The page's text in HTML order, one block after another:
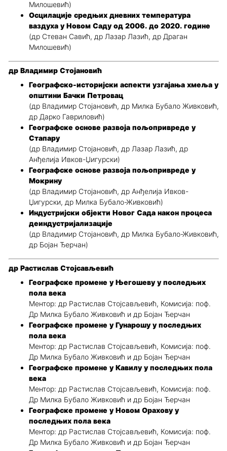
Милошевић)
Осцилације средњих дневних температура
ваздуха у Новом Саду од 2006. до 2020. године
(др Стеван Савић, др Лазар Лазић, др Драган
Милошевић)
др Владимир Стојановић
Географско-историјски аспекти узгајања хмеља у
општини Бачки Петровац
(др Владимир Стојановић, др Милка Бубало Живковић,
др Дарко Гавриловић)
Географске основе развоја пољопривреде у
Стапару
(др Владимир Стојановић, др Лазар Лазић, др
Анђелија Ивков-Џигурски)
Географске основе развоја пољопривреде у
Мокрину
(др Владимир Стојановић, др Анђелија Ивков-
Џигурски, др Милка Бубало-Живковић)
Индустријски објекти Новог Сада након процеса
деиндустријализације
(др Владимир Стојановић, др Милка Бубало-Живковић,
др Бојан Ђерчан)
др Растислав Стојсављевић
Географске промене у Његошеву у последњих
пола века
Ментор: др Растислав Стојсављевић, Комисија: поф.
Др Милка Бубало Живковић и др Бојан Ђерчан
Географске промене у Гунарошу у последњих
пола века
Ментор: др Растислав Стојсављевић, Комисија: поф.
Др Милка Бубало Живковић и др Бојан Ђерчан
Географске промене у Кавилу у последњих пола
века
Ментор: др Растислав Стојсављевић, Комисија: поф.
Др Милка Бубало Живковић и др Бојан Ђерчан
Географске промене у Новом Орахову у
последњих пола века
Ментор: др Растислав Стојсављевић, Комисија: поф.
Др Милка Бубало Живковић и др Бојан Ђерчан